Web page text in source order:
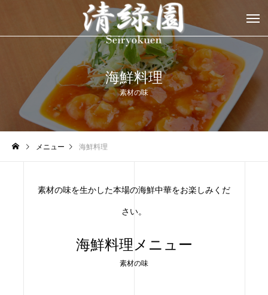
海鮮料理
素材の味
メニュー 海鮮料理
素材の味を生かした本場の海鮮中華をお楽しみくだ
さい。
海鮮料理メニュー
素材の味